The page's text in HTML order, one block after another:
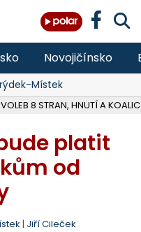
Novojičínsko
Místek
8 STRAN, HNUTÍ A KOALIC
platit
od
| Jiří Cileček